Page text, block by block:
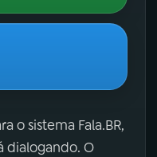
o sistema Fala.BR,
dialogando. O